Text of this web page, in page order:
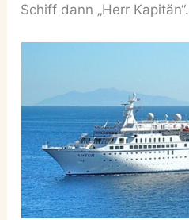
Schiff dann „Herr Kapitän“.